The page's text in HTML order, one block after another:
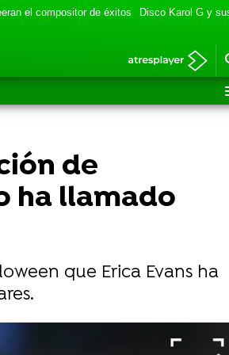
el compositor de éxitos Disco Karol G y
de
ha llamado
que Erica Evans ha